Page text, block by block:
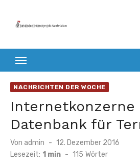
Inhalt
NACHRICHTEN DER WOCHE
Internetkonzerne
Datenbank für
Von admin
Veröffentlicht
am
12. Dezember 2016
Lesezeit: 1 min - 115 Wörter